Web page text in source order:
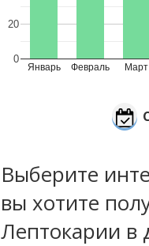
Январь Февраль Март
0
20
Выберите
вы хотите
Лептокарии в